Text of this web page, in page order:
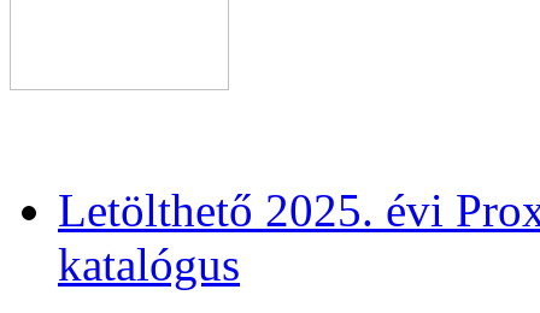
Letölthető 2025. évi
katalógus